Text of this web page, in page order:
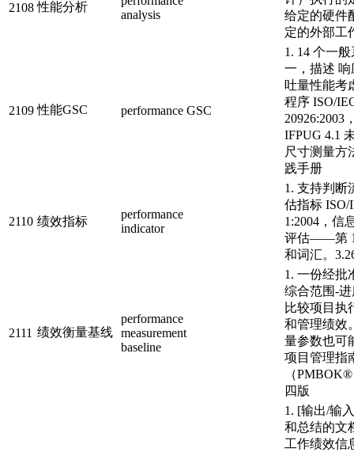
2108 性能分析
analysis
给定的硬件
定的外部工
2109 性能GSC performance GSC
1. 14 个一
一，描述
吐量性能考
程序 ISO/
20926:2003
IFPUG 4.1
尺寸测量
践手册
2110 绩效指标
performance
indicator
1. 支持判断
估指标 ISO/
1:2004，信
评估——第
和词汇。
2111 绩效衡量基线
performance
measurement
baseline
1. 一份经批
综合范围-
比较项目执
和管理绩效
量参数也可
项目管理指
（
四版
1. [输出/输
和总结的文
工作绩效信